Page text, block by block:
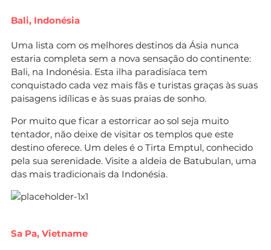
Bali, Indonésia
Uma lista com os melhores destinos da Ásia nunca
estaria completa sem a nova sensação do continente:
Bali, na Indonésia. Esta ilha paradisíaca tem
conquistado cada vez mais fãs e turistas graças às suas
paisagens idílicas e às suas praias de sonho.
Por muito que ficar a estorricar ao sol seja muito
tentador, não deixe de visitar os templos que este
destino oferece. Um deles é o Tirta Emptul, conhecido
pela sua serenidade. Visite a aldeia de Batubulan, uma
das mais tradicionais da Indonésia.
Sa Pa, Vietname